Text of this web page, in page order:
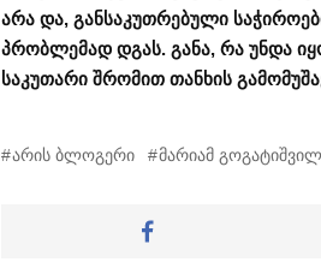
არა და, განსაკუთრებული
პრობლემად დგას. განა, რა უნდა
საკუთარი შრომით თანხის
არის ბლოგერი მარიამ